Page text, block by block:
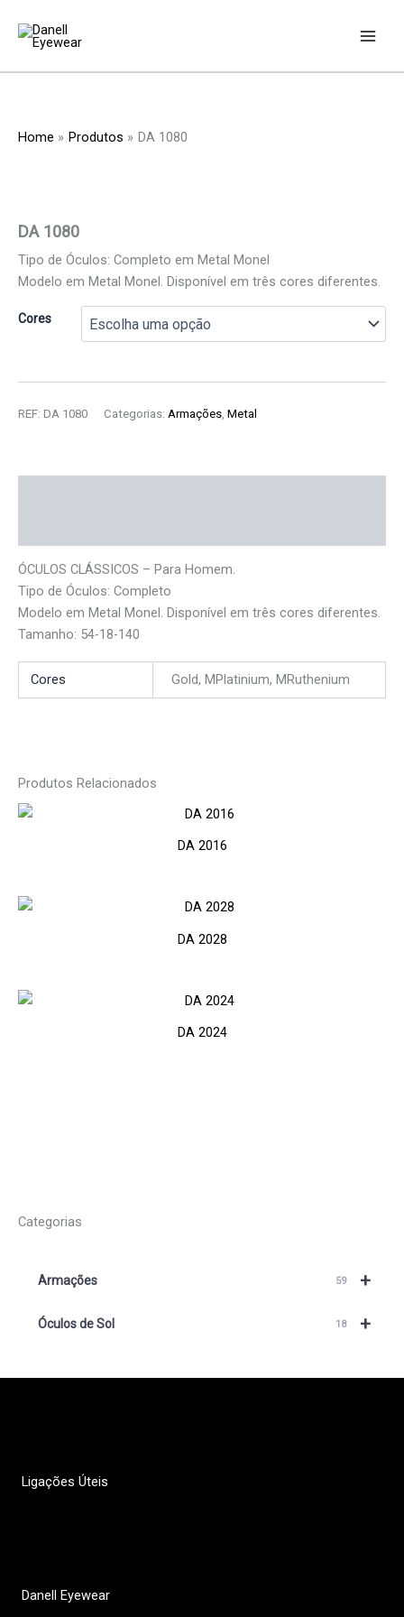
content
Home Produtos DA 1080
DA 1080
Tipo de Óculos: Completo em Metal Monel
Modelo em Metal Monel. Disponível em três cores diferentes.
Cores
REF: DA 1080 Categorias: Armações, Metal
ÓCULOS CLÁSSICOS – Para Homem.
Tipo de Óculos: Completo
Modelo em Metal Monel. Disponível em três cores diferentes.
Tamanho: 54-18-140
Cores Gold, MPlatinium, MRuthenium
Produtos Relacionados
DA 2016
DA 2028
DA 2024
Categorias
+
Armações 59
+
Óculos de Sol 18
Ligações Úteis
Danell Eyewear